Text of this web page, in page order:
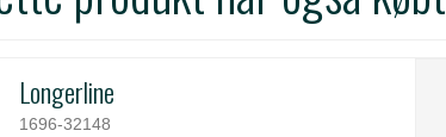
Longerline
1696-32148